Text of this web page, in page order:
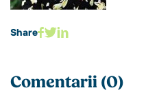
Share
Comentarii (0)